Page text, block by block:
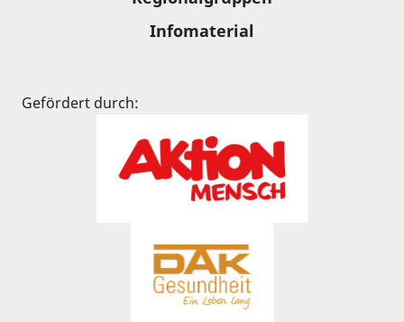
Infomaterial
Gefördert durch: